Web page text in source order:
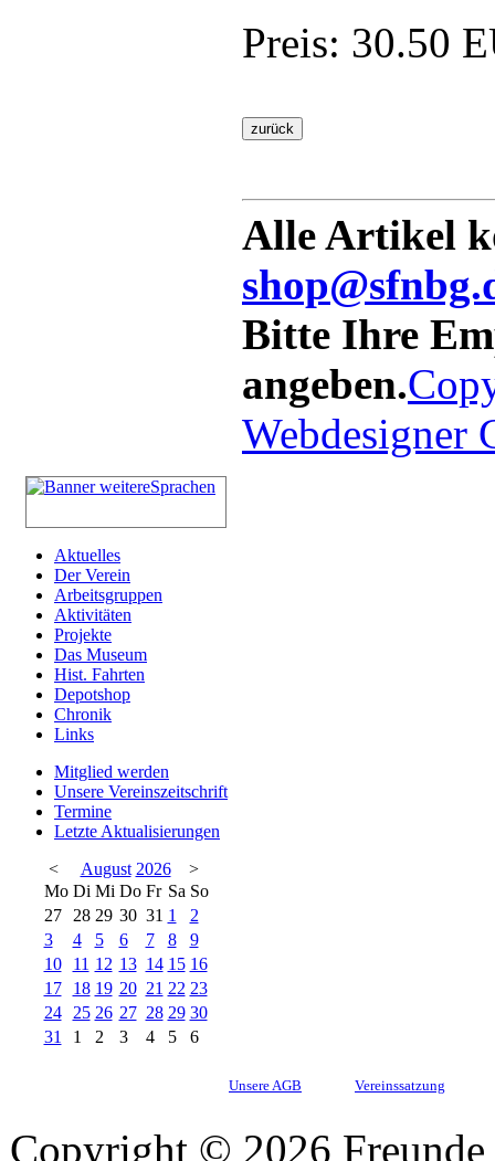
Preis: 30.50
Alle Artikel
Bitte Ihre
angeben.
Webdesigner
Aktuelles
Der Verein
Arbeitsgruppen
Aktivitäten
Projekte
Das Museum
Hist. Fahrten
Depotshop
Chronik
Links
Mitglied werden
Unsere Vereinszeitschrift
Termine
Letzte Aktualisierungen
<
August 2026
>
Mo Di Mi Do Fr Sa So
27
28 29 30 31 1
2
3
4 5 6 7 8
9
10
11 12 13 14 15 16
17
18 19 20 21 22 23
24
25 26 27 28 29 30
31
1 2 3 4 5 6
Unsere AGB Vereinssatzung
Copyright © 2026